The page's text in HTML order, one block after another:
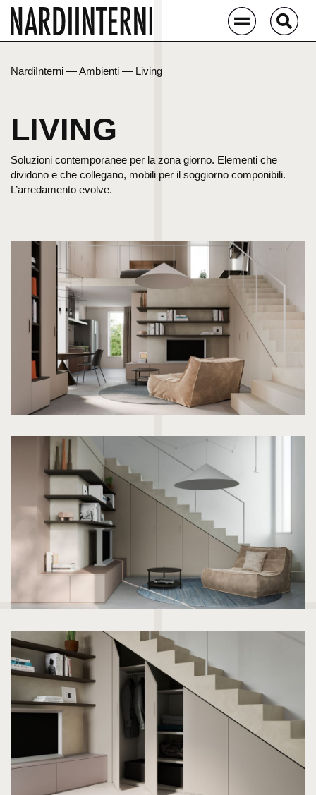
NardiInterni —Ambienti — Living
LIVING
Soluzioni contemporanee per la zona giorno. Elementi che
dividono e che collegano, mobili per il soggiorno componibili.
L’arredamento evolve.